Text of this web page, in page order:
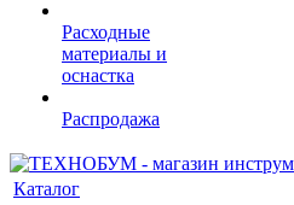
Расходные
материалы и
оснастка
Распродажа
Каталог